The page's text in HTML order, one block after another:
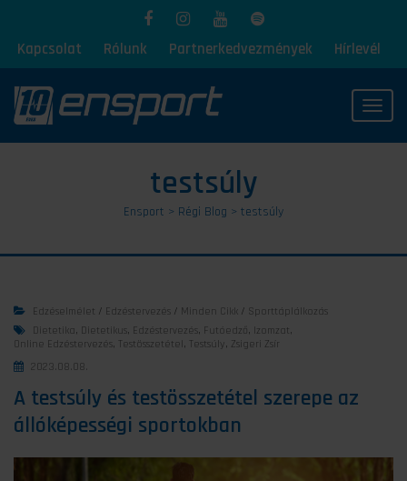
Kapcsolat Rólunk Partnerkedvezmények Hírlevél
testsúly
Ensport > Régi Blog > testsúly
Edzéselmélet / Edzéstervezés / Minden Cikk / Sporttáplálkozás
Dietetika, Dietetikus, Edzéstervezés, Futóedző, Izomzat ,
Online Edzéstervezés, Testösszetétel, Testsúly, Zsigeri Zsír
2023.08.08.
A testsúly és testösszetétel szerepe az
állóképességi sportokban